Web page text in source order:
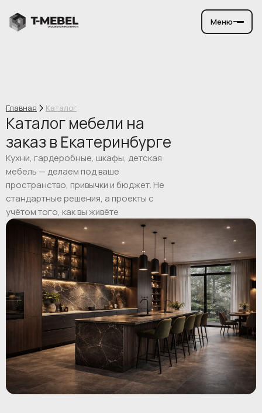
Меню
Главная Каталог
Каталог мебели на
заказ в Екатеринбурге
Кухни, гардеробные, шкафы, детская
мебель — делаем под ваше
пространство, привычки и бюджет. Не
стандартные решения, а проекты с
учётом того, как вы живёте